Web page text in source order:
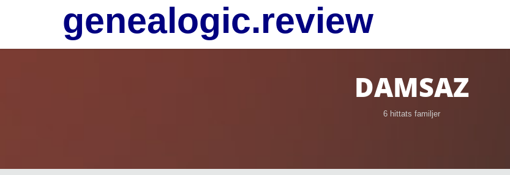
genealogic.review
DAMSAZ
6 hittats familjer